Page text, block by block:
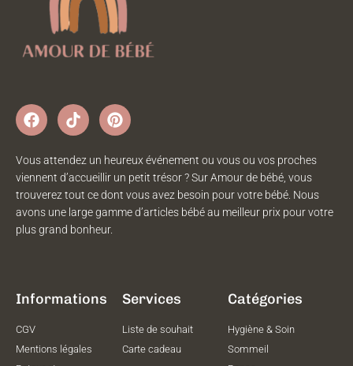
Vous attendez un heureux événement ou vous ou vos proches
viennent d’accueillir un petit trésor ? Sur Amour de bébé, vous
trouverez tout ce dont vous avez besoin pour votre bébé. Nous
avons une large gamme d’articles bébé au meilleur prix pour votre
plus grand bonheur.
Informations
CGV
Mentions légales
Services
Liste de souhait
Carte cadeau
Catégories
Hygiène & Soin
Sommeil